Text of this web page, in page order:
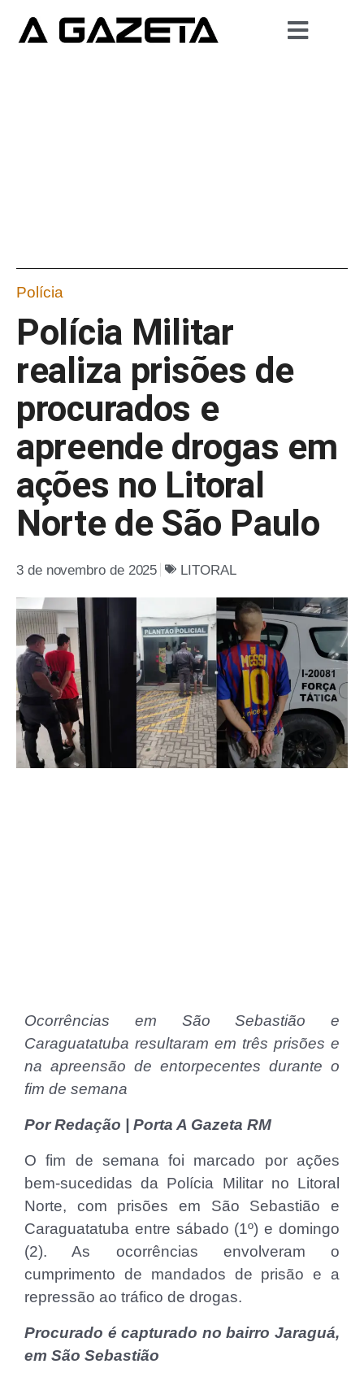
Polícia
Polícia Militar
realiza prisões de
procurados e
apreende drogas em
ações no Litoral
Norte de São Paulo
3 de novembro de 2025 LITORAL
Ocorrências em São Sebastião e
Caraguatatuba resultaram em três prisões e
na apreensão de entorpecentes durante o
fim de semana
Por Redação | Porta A Gazeta RM
O fim de semana foi marcado por ações
bem-sucedidas da Polícia Militar no Litoral
Norte, com prisões em São Sebastião e
Caraguatatuba entre sábado (1º) e domingo
(2). As ocorrências envolveram o
cumprimento de mandados de prisão e a
repressão ao tráfico de drogas.
Procurado é capturado no bairro Jaraguá,
em São Sebastião